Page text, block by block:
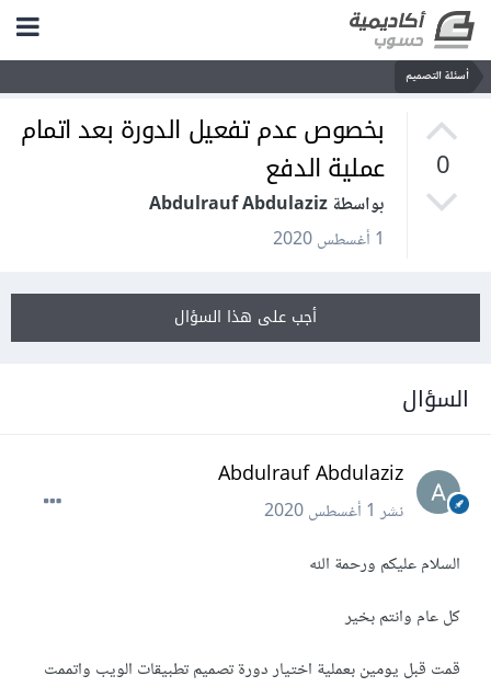
أسئلة التصميم
0
بخصوص عدم تفعيل الدورة بعد اتمام
عملية الدفع
بواسطة Abdulrauf Abdulaziz
1 أغسطس 2020
أجب على هذا السؤال
السؤال
Abdulrauf Abdulaziz
نشر1 أغسطس 2020
السلام عليكم ورحمة الله
كل عام وانتم بخير
قمت قبل يومين بعملية اختيار دورة تصميم تطبيقات الويب واتممت